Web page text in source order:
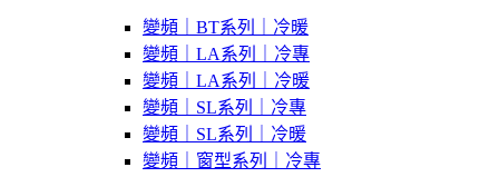
變頻｜BT系列｜冷暖
變頻｜LA系列｜冷專
變頻｜LA系列｜冷暖
變頻｜SL系列｜冷專
變頻｜SL系列｜冷暖
變頻｜窗型系列｜冷專